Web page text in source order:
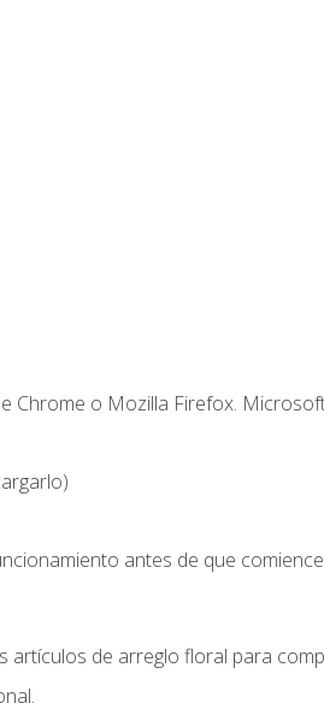
Chrome o Mozilla Firefox.
antes de que
de arreglo floral para